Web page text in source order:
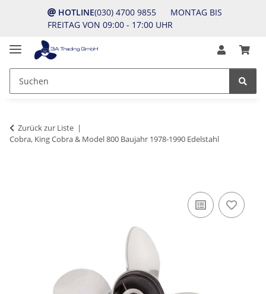
HOTLINE(030) 4700 9855 MONTAG BIS
FREITAG VON 09:00 - 17:00 UHR
Zurück zur Liste
Cobra, King Cobra & Model 800 Baujahr 1978-1990 Edelstahl